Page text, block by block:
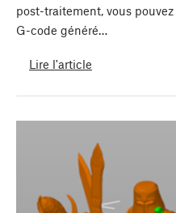
post-traitement, vous
G-code généré…
Lire l'article